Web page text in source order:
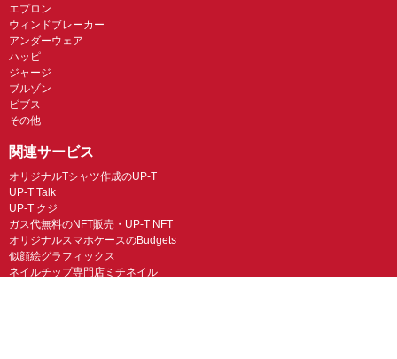
エプロン
ウィンドブレーカー
アンダーウェア
ハッピ
ジャージ
ブルゾン
ビブス
その他
関連サービス
オリジナルTシャツ作成のUP-T
UP-T Talk
UP-T クジ
ガス代無料のNFT販売・UP-T NFT
オリジナルスマホケースのBudgets
似顔絵グラフィックス
ネイルチップ専門店ミチネイル